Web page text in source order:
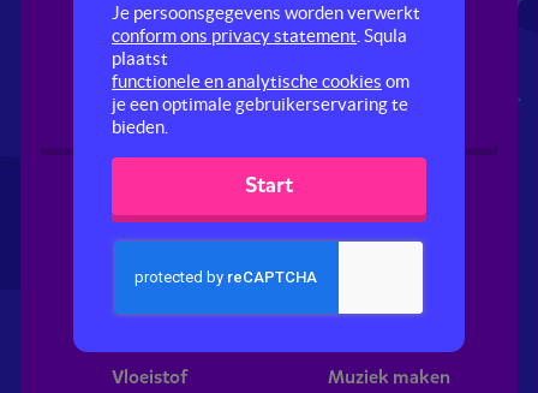
Hefboomeffect
Geluid zichtbaar
maken
Vloeistof Muziek maken
Je persoonsgegevens worden verwerkt
conform ons privacy statement . Squla
plaatst
functionele en analytische cookies om
je een optimale gebruikerservaring te
bieden.
Start